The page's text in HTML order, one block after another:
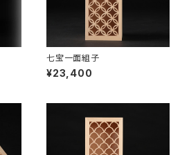
七宝一面組子
¥23,400